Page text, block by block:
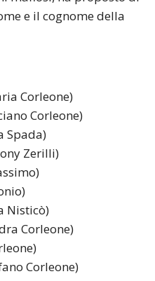
e il cognome della
Corleone)
Corleone)
Spada)
Zerilli)
Nisticò)
Corleone)
Corleone)